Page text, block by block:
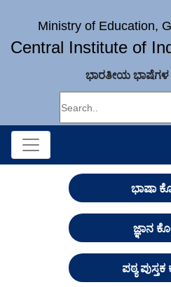
Ministry of Education,
Central Institute of
ಭಾರತೀಯ ಭಾಷೆಗಳ
ಭಾಷಾ
ಜ್ಞಾನ
ಪಠ್ಯ